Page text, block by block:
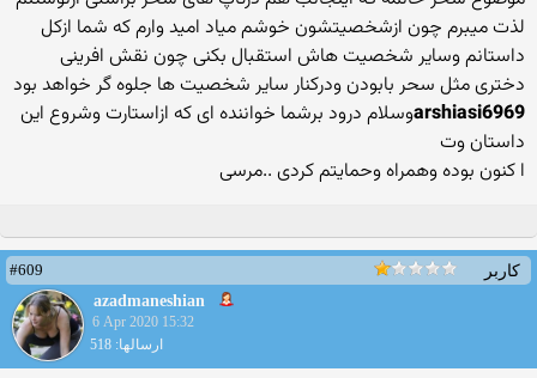
لذت میبرم چون ازشخصیتشون خوشم میاد امید وارم که شما ازکل
داستانم وسایر شخصیت هاش استقبال بکنی چون نقش افرینی
دختری مثل سحر بابودن ودرکنار سایر شخصیت ها جلوه گر خواهد بود
arshiasi6969وسلام درود برشما خواننده ای که ازاستارت وشروع این
داستان وت
ا کنون بوده وهمراه وحمایتم کردی ..مرسی
کاربر
#609
azadmaneshian
6 Apr 2020 15:32
ارسالها: 518